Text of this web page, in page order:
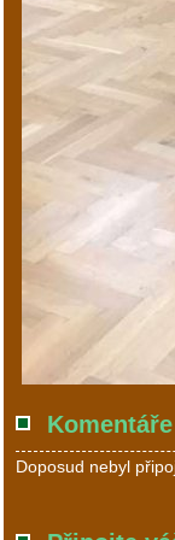
Komentáře
Doposud nebyl